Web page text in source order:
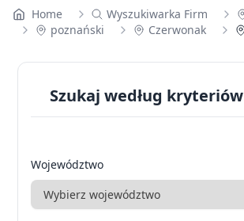
Home Wyszukiwarka Firm
poznański
Czerwonak
Szukaj według kryteriów
Województwo